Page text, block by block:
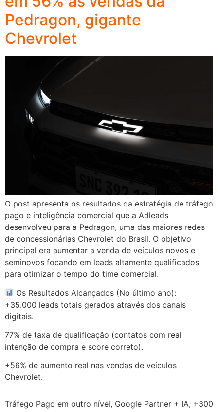
Pedragon, gigante
Chevrolet
O post apresenta os resultados da estratégia de tráfego
pago e inteligência comercial que a Adleads
desenvolveu para a Pedragon, uma das maiores redes
de concessionárias Chevrolet do Brasil. O objetivo
principal era aumentar a venda de veículos novos e
seminovos focando em leads altamente qualificados
para otimizar o tempo do time comercial.
Os Resultados Alcançados (No último ano):
+35.000 leads totais gerados através dos canais
digitais.
77% de taxa de qualificação (contatos com real
intenção de compra e score correto).
+56% de aumento real nas vendas de veículos
Chevrolet.
Tráfego Pago em outro nível, Google Partner + IA, +300